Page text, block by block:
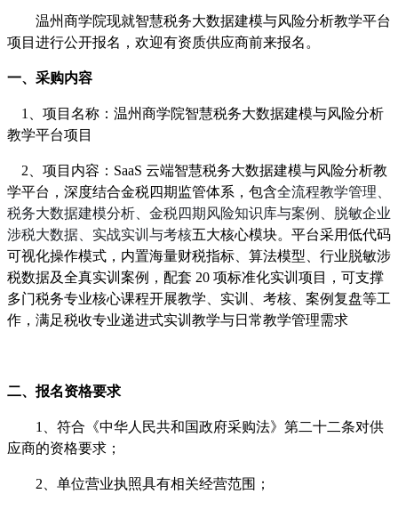
温州商学院现就智慧税务大数据建模与风险分析教学平台
项目 进行公开报名 ，欢迎有资质供应商前来报名。
一、采购内容
1、项目名称： 温州商学院智慧税务大数据建模与风险分析
教学平台项目
2、项目内容： SaaS 云端智慧税务大数据建模与风险分析教
学平台，深度结合金税四期监管体系，包含全流程教学管理、
税务大数据建模分析、金税四期风险知识库与案例、脱敏企业
涉税大数据、实战实训与考核五大核心模块。平台采用低代码
可视化操作模式，内置海量财税指标、算法模型、行业脱敏涉
税数据及全真实训案例，配套 20 项标准化实训项目，可支撑
多门税务专业核心课程开展教学、实训、考核、案例复盘等工
作，满足税收专业递进式实训教学与日常教学管理需求
二、报名资格要求
1、符合《中华人民共和国政府采购法》第二十二条对供
应商的资格要求；
2、单位营业执照具有相关经营范围；